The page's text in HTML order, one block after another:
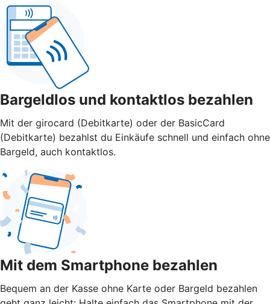
Bargeldlos und kontaktlos bezahlen
Mit der girocard (Debitkarte) oder der BasicCard
(Debitkarte) bezahlst du Einkäufe schnell und einfach ohne
Bargeld, auch kontaktlos.
Mit dem Smartphone bezahlen
Bequem an der Kasse ohne Karte oder Bargeld bezahlen